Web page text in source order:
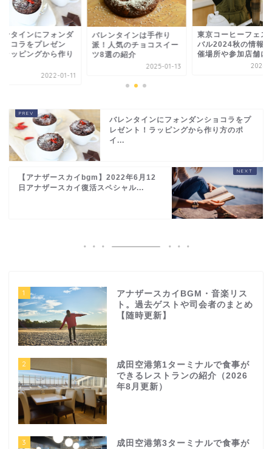
ンタインにフォンダ
ョコラをプレゼン
ラッピングから作り
2022-01-11
バレンタインは手作り
派！人気のチョコスイー
ツ8選の紹介
2025-01-13
東京コーヒーフェス
バル2024秋の情報
催場所や参加店舗に
2024-
バレンタインにフォンダンショコラをプ
レゼント！ラッピングから作り方のポ
イ...
【アナザースカイbgm】2022年6月12
日アナザースカイ復活スペシャル...
1
アナザースカイBGM・音楽リス
ト。過去ゲストや司会者のまとめ
【随時更新】
2
成田空港第1ターミナルで食事が
できるレストランの紹介（2026
年8月更新）
3
成田空港第3ターミナルで食事が